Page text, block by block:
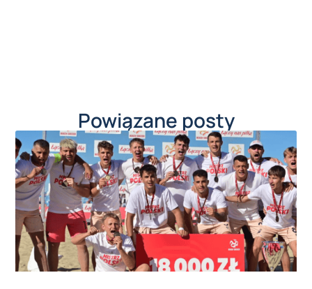
Powiązane posty